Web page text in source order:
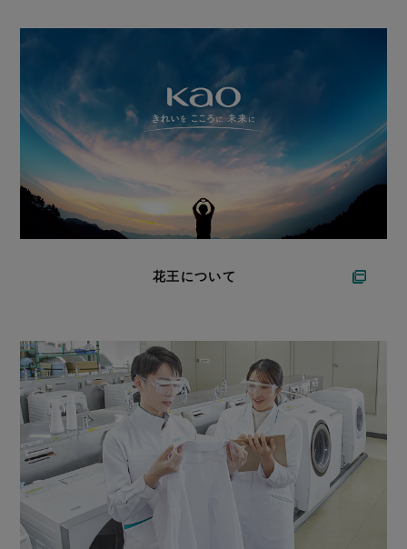
花王について